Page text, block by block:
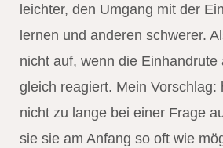
leichter, den Umgang mit der
lernen und anderen schwerer.
nicht auf, wenn die Einhandrute
gleich reagiert. Mein Vorschlag:
nicht zu lange bei einer Frage
sie sie am Anfang so oft wie